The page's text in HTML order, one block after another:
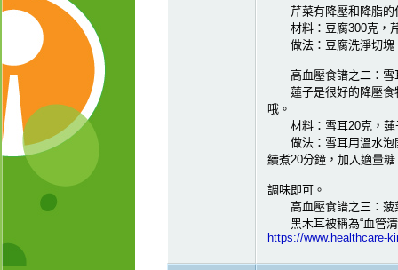
芹菜有降壓和降脂的
材料：豆腐300克，
做法：豆腐洗淨切塊
高血壓食譜之二：雪
蓮子是很好的降壓食
哦。
材料：雪耳20克，蓮
做法：雪耳用溫水泡開
續煮20分鐘，加入適量糖
調味即可。
高血壓食譜之三：菠
黑木耳被稱為“血管清
https://www.healthcare-